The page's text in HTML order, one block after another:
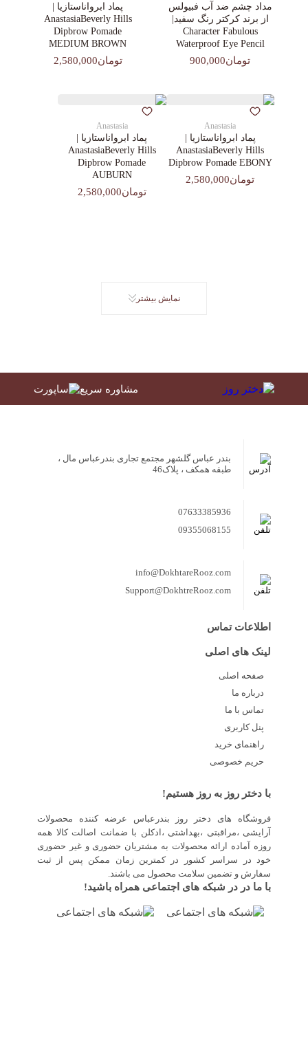
مداد چشم ضد آب فبیولس
از برند کرکتر رنگ سفید|
Character Fabulous
Waterproof Eye Pencil
تومان900,000
پماد ابرواناستازیا |
AnastasiaBeverly Hills
Dipbrow Pomade
MEDIUM BROWN
تومان2,580,000
Anastasia
پماد ابرواناستازیا |
AnastasiaBeverly Hills
Dipbrow Pomade EBONY
تومان2,580,000
Anastasia
پماد ابرواناستازیا |
AnastasiaBeverly Hills
Dipbrow Pomade
AUBURN
تومان2,580,000
نمایش بیشتر
مشاوره سریع
بندر عباس گلشهر مجتمع تجاری بندرعباس مال ،
طبقه همکف ، پلاک46
07633385936
09355068155
info@DokhtareRooz.com
Support@DokhtreRooz.com
اطلاعات تماس
لینک های اصلی
صفحه اصلی
درباره ما
تماس با ما
پنل کاربری
راهنمای خرید
حریم خصوصی
با دختر روز به روز هستیم!
فروشگاه های دختر روز بندرعباس عرضه کننده محصولات
آرایشی ،مراقبتی ،بهداشتی ،ادکلن با ضمانت اصالت کالا همه
روزه آماده ارائه محصولات به مشتریان حضوری و غیر حضوری
خود در سراسر کشور در کمترین زمان ممکن پس از ثبت
سفارش و تضمین سلامت محصول می باشند.
با ما در در شبکه های اجتماعی همراه باشید!